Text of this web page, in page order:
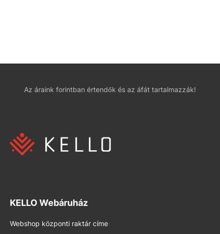
Az áraink forintban értendők és az áfát tartalmazzák!
KELLO Webáruház
Webshop központi raktár címe